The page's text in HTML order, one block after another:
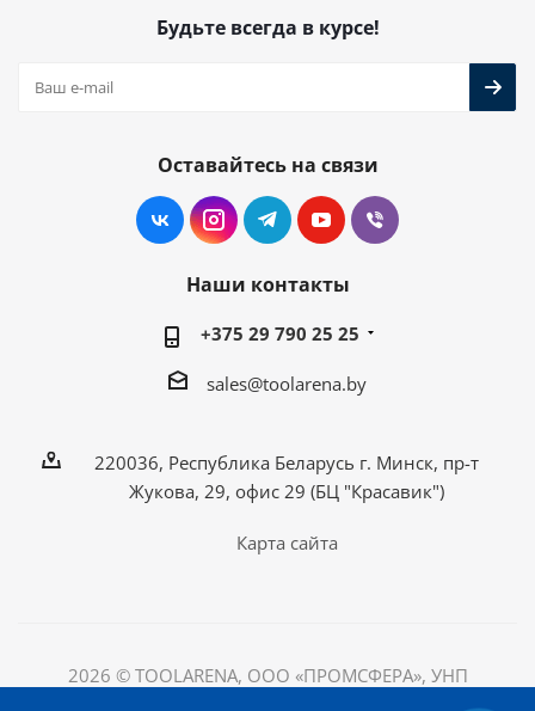
Будьте всегда в курсе!
Оставайтесь на связи
Наши контакты
+375 29 790 25 25
sales@toolarena.by
220036, Республика Беларусь г. Минск, пр-т
Жукова, 29, офис 29 (БЦ "Красавик")
Карта сайта
2026 © TOOLARENA, ООО «ПРОМСФЕРА», УНП